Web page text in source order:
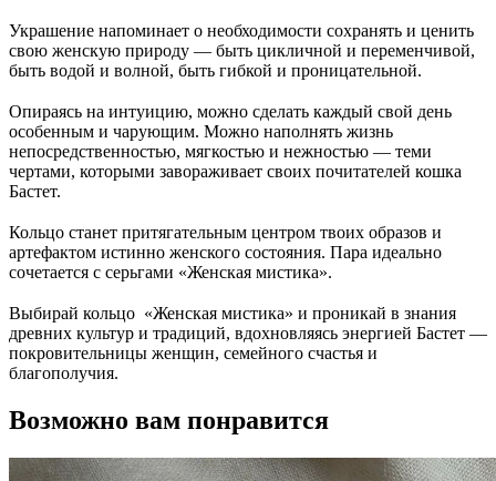
Украшение напоминает о необходимости сохранять и ценить
свою женскую природу — быть цикличной и переменчивой,
быть водой и волной, быть гибкой и проницательной.
Опираясь на интуицию, можно сделать каждый свой день
особенным и чарующим. Можно наполнять жизнь
непосредственностью, мягкостью и нежностью — теми
чертами, которыми завораживает своих почитателей кошка
Бастет.
Кольцо станет притягательным центром твоих образов и
артефактом истинно женского состояния. Пара идеально
сочетается с серьгами «Женская мистика».
Выбирай кольцо «Женская мистика» и проникай в знания
древних культур и традиций, вдохновляясь энергией Бастет —
покровительницы женщин, семейного счастья и
благополучия.
Возможно вам понравится